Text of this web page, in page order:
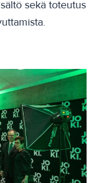
sekä toteutus